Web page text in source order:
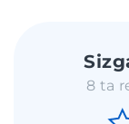
8 ta